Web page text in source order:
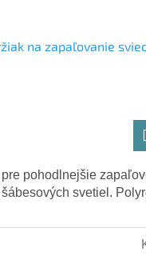
na zapaľovanie
pohodlnejšie
svetiel.